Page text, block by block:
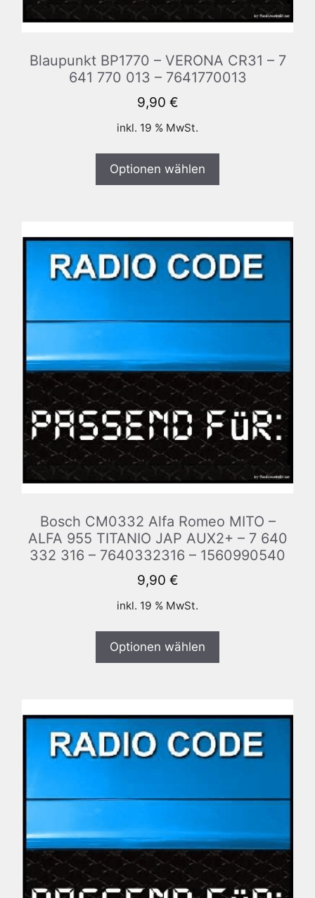
Blaupunkt BP1770 – VERONA CR31 – 7
641 770 013 – 7641770013
9,90 €
inkl. 19 % MwSt.
Optionen wählen
Bosch CM0332 Alfa Romeo MITO –
ALFA 955 TITANIO JAP AUX2+ – 7 640
332 316 – 7640332316 – 1560990540
9,90 €
inkl. 19 % MwSt.
Optionen wählen